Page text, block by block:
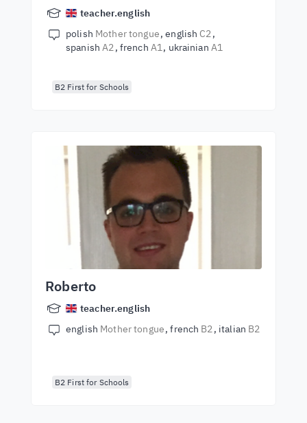
teacher.english
polish Mother tongue english C2
spanishA2 french A1 ukrainian A1
B2 First for Schools
Roberto
teacher.english
english Mother tongue french B2 italian B2
B2 First for Schools